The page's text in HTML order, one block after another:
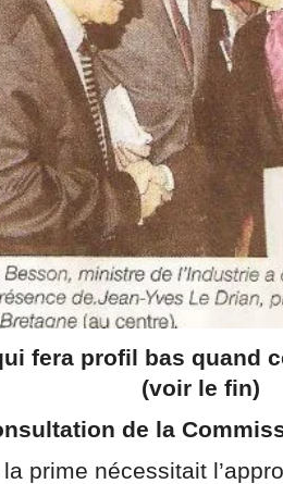
fera profil bas quand
(voir le fin)
de la
la prime nécessitait